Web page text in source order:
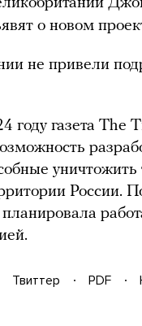
о новом
не привели
году газета The
уничтожить
России.
Твиттер PDF